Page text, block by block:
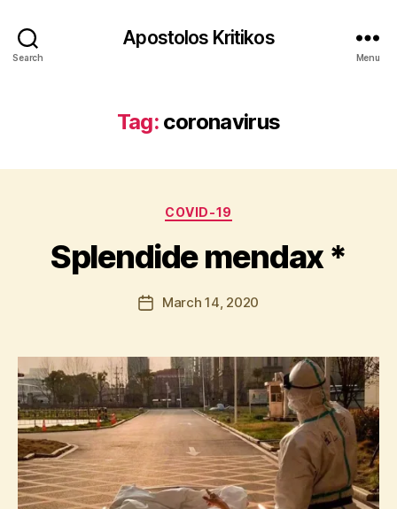
Search
Apostolos Kritikos
Menu
Tag: coronavirus
Categories
COVID-19
Splendide mendax *
Post
author
t
o
o
ri
ti
k
o
s
PostMarch 14, 2020